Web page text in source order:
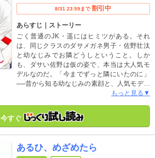
8/31 23:59まで 割引中
あらすじ｜ストーリー
ごく普通のJK・遥にはヒミツがある。それ
は、同じクラスのダサメガネ男子・佐野壮汰
と幼なじみでお隣どうしということ。しか
も、ダサい佐野は仮の姿で、本当は大人気モ
デルなのだ。「今までずっと隣にいたのに」
──昔から知る幼なじみの素顔と、人気モデル
としての顔。知れば知るほど“好き”が募るの
み→人気モデル×JKの胸きゅん必至な純愛。
合冊版限定描き下ろしおまけマンガ付き
もっと見る▼
今すぐ
あるひ、めざめたら